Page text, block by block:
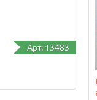
Арт: 13483